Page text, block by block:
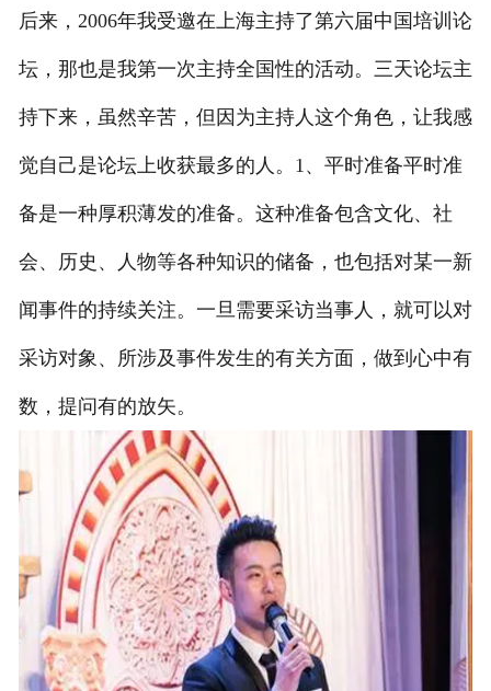
后来，2006年我受邀在上海主持了第六届中国培训论
坛，那也是我第一次主持全国性的活动。三天论坛主
持下来，虽然辛苦，但因为主持人这个角色，让我感
觉自己是论坛上收获最多的人。1、平时准备平时准
备是一种厚积薄发的准备。这种准备包含文化、社
会、历史、人物等各种知识的储备，也包括对某一新
闻事件的持续关注。一旦需要采访当事人，就可以对
采访对象、所涉及事件发生的有关方面，做到心中有
数，提问有的放矢。